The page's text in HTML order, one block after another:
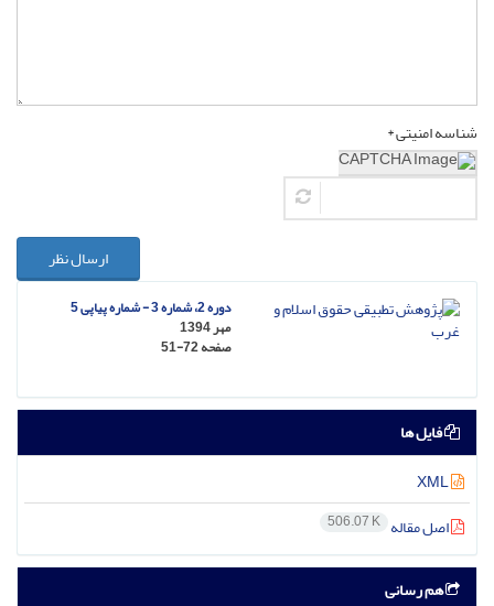
شناسه امنیتی *
ارسال نظر
دوره 2، شماره 3 - شماره پیاپی 5
مهر 1394
صفحه51-72
فایل ها
اصل مقاله 506.07 K
هم رسانی